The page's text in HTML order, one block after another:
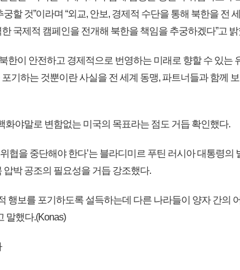
할 것”이라며 “외교, 안보, 경제적 수단을 통해 북한을 전
국제적 캠페인을 전개해 북한을 책임을 추궁하겠다”고
한이 안전하고 경제적으로 번영하는 미래로 향할 수 있는
기하는 것뿐이란 사실을 전 세계 동맹, 파트너들과 함께
화야말로 변함없는 미국의 목표라는 점도 거듭 확인했다.
협을 중단해야 한다’는 블라디미르 푸틴 러시아 대통령의
압박 공조의 필요성을 거듭 강조했다.
행보를 포기하도록 설득하는데 다른 나라들이 양자 간의
말했다.(Konas)